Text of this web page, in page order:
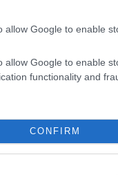
allow Google to enable
allow Google to enable
functionality and
CONFIRMProssimo